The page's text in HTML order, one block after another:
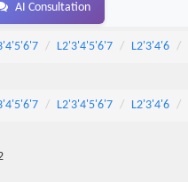
AI Consultation
L2'3'4'5'6'7 L2'3'4'6
L2'3'4'5'6'7 L2'3'4'6